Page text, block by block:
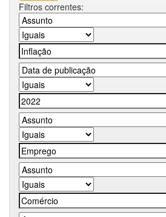
Filtros correntes: